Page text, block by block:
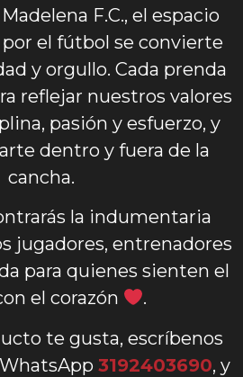
F.C., el espacio
el fútbol se convierte
y orgullo. Cada prenda
reflejar nuestros valores
pasión y esfuerzo, y
dentro y fuera de la
cancha.
la indumentaria
jugadores, entrenadores
para quienes sienten el
el corazón
.
te gusta, escríbenos
3192403690, y